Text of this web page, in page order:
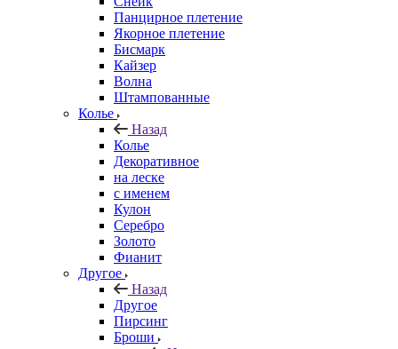
Панцирное плетение
Якорное плетение
Бисмарк
Кайзер
Волна
Штампованные
Колье
Назад
Колье
Декоративное
на леске
с именем
Кулон
Серебро
Золото
Фианит
Другое
Назад
Другое
Пирсинг
Броши